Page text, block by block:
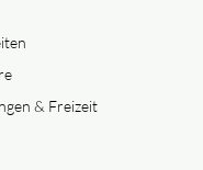
& Freizeit